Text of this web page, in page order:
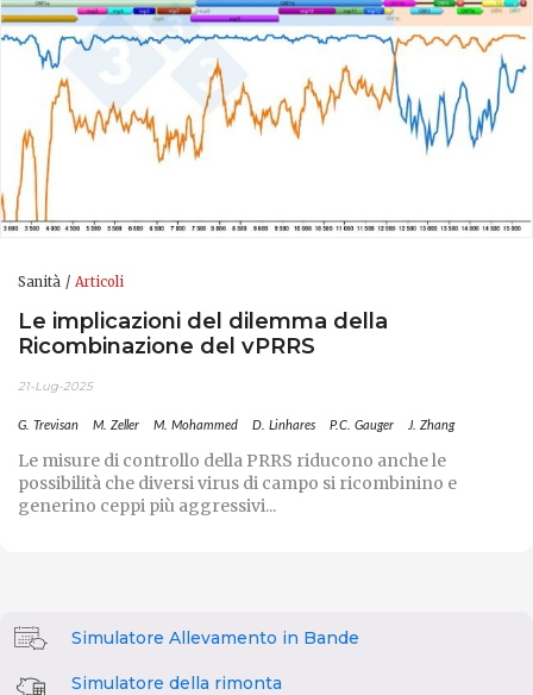
Sanità Articoli
Le implicazioni del dilemma della
Ricombinazione del vPRRS
21-Lug-2025
G. Trevisan M. Zeller M. Mohammed D. Linhares P.C. Gauger J. Zhang
Le misure di controllo della PRRS riducono anche le
possibilità che diversi virus di campo si ricombinino e
generino ceppi più aggressivi...
Simulatore Allevamento in Bande
Simulatore della rimonta